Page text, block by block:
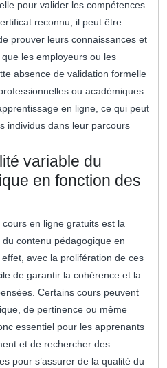
pour valider les compétences
reconnu, il peut être
prouver leurs connaissances et
les employeurs ou les
absence de validation formelle
ou académiques
en ligne, ce qui peut
individus dans leur parcours
variable du
en fonction des
en ligne gratuits est la
contenu pédagogique en
avec la prolifération de ces
de garantir la cohérence et la
Certains cours peuvent
de pertinence ou même
essentiel pour les apprenants
et de rechercher des
pour s’assurer de la qualité du